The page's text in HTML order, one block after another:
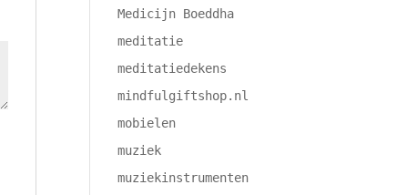
Medicijn Boeddha
meditatie
meditatiedekens
mindfulgiftshop.nl
mobielen
muziek
muziekinstrumenten